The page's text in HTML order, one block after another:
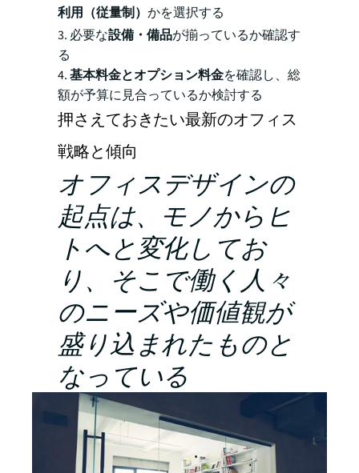
利用（従量制） かを選択する
3. 必要な設備・備品が揃っているか確認す
る
4.基本料金とオプション料金を確認し、総
額が予算に見合っているか検討する
押さえておきたい最新のオフィス
戦略と傾向
オフィスデザインの
起点は、モノからヒ
トへと変化してお
り、そこで働く人々
のニーズや価値観が
盛り込まれたものと
なっている